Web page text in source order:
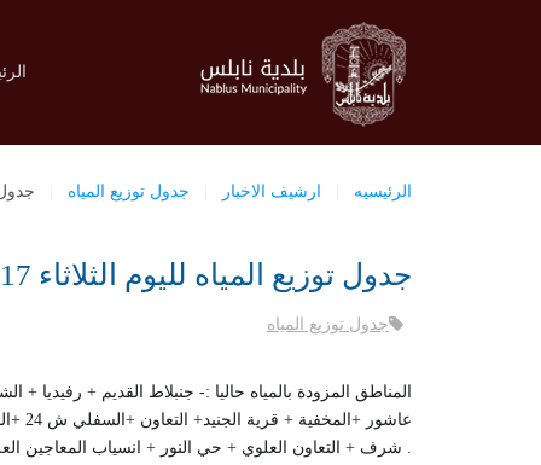
الرئيسيه ارشيف الاخبار جدول توزيع المياه جدول
جدول توزيع المياه لليوم الثلاثاء 17-12-2019
جدول توزيع المياه
المناطق المزودة بالمياه حاليا :- جنبلاط القديم +
شرف + التعاون العلوي + حي النور + انسياب المعاجين .